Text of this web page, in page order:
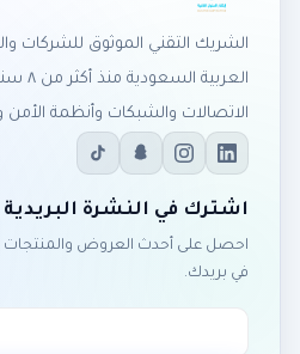
الشريك التقني الموثوق للشركات
الاتصالات والشبكات وأنظمة الأمن
اشترك في النشرة البريدية
احصل على أحدث العروض والمنتجات
في بريدك.